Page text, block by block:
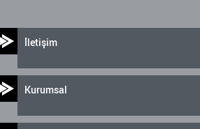
İletişim
Kurumsal